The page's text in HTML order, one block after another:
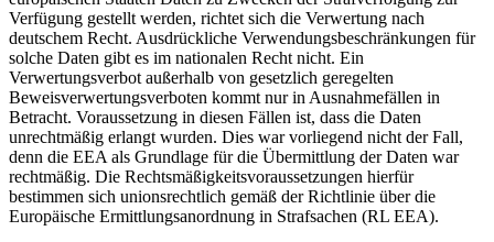
Verfügung gestellt werden, richtet sich die Verwertung nach
deutschem Recht. Ausdrückliche Verwendungsbeschränkungen für
solche Daten gibt es im nationalen Recht nicht. Ein
Verwertungsverbot außerhalb von gesetzlich geregelten
Beweisverwertungsverboten kommt nur in Ausnahmefällen in
Betracht. Voraussetzung in diesen Fällen ist, dass die Daten
unrechtmäßig erlangt wurden. Dies war vorliegend nicht der Fall,
denn die EEA als Grundlage für die Übermittlung der Daten war
rechtmäßig. Die Rechtsmäßigkeitsvoraussetzungen hierfür
bestimmen sich unionsrechtlich gemäß der Richtlinie über die
Europäische Ermittlungsanordnung in Strafsachen (RL EEA).